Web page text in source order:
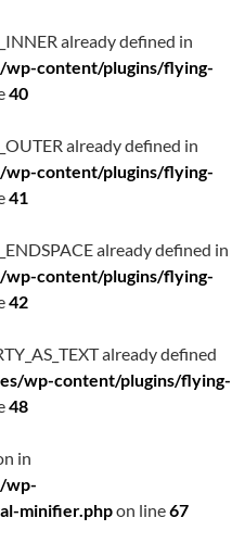
already defined in
content/plugins/flying-
40
already defined in
content/plugins/flying-
41
already defined in
content/plugins/flying-
42
already defined
wp-content/plugins/flying-
48
in
wp-
minifier.phpon line67